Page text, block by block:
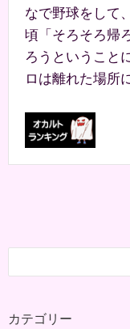
なで野球をして
頃「そろそろ帰
ろうということ
ロは離れた場所
カテゴリー